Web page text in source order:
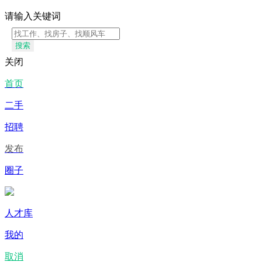
请输入关键词
搜索
关闭
首页
二手
招聘
发布
圈子
人才库
我的
取消